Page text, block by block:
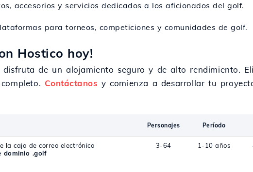
accesorios y servicios dedicados a los aficionados del golf.
para torneos, competiciones y comunidades de golf.
Hostico hoy!
de un alojamiento seguro y de alto rendimiento.
Contáctanos y comienza a desarrollar tu
Personajes Período
la caja de correo electrónico
dominio .golf
3-64 1-10 años